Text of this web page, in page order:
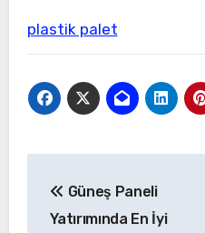
plastik palet
gezinmesi
Güneş Paneli
Yatırımında En İyi